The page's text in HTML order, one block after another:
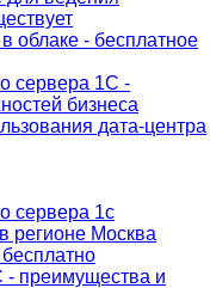
облаке - бесплатное
сервера 1С -
бизнеса
дата-центра
сервера 1с
регионе Москва
- преимущества и